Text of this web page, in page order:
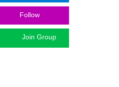
Follow
Join Group